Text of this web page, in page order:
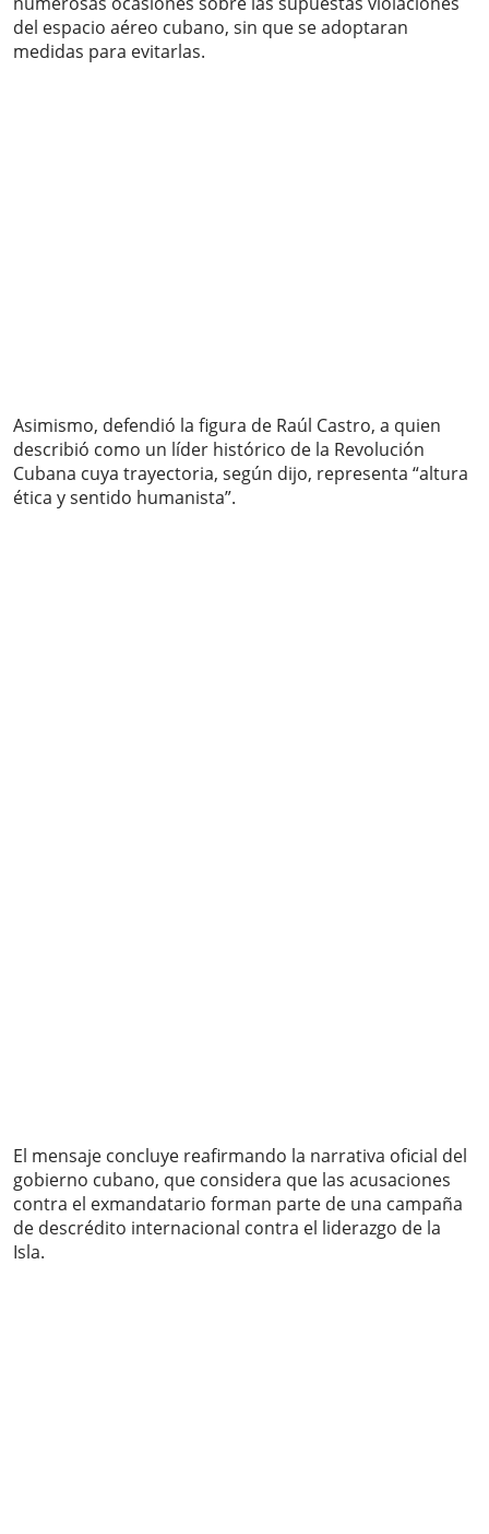
del espacio aéreo cubano, sin que se adoptaran
medidas para evitarlas.
Asimismo, defendió la figura de Raúl Castro, a quien
describió como un líder histórico de la Revolución
Cubana cuya trayectoria, según dijo, representa “altura
ética y sentido humanista”.
El mensaje concluye reafirmando la narrativa oficial del
gobierno cubano, que considera que las acusaciones
contra el exmandatario forman parte de una campaña
de descrédito internacional contra el liderazgo de la
Isla.